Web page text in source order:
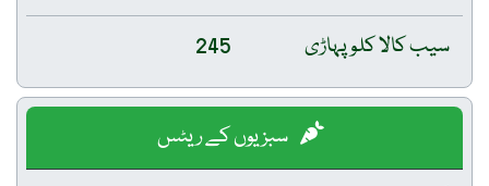
سیب کالا کلو پہاڑی
245
سبزیوں کے ریٹس